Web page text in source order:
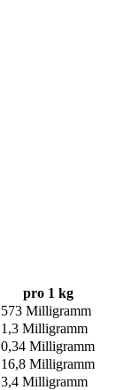
pro 1 kg
573 Milligramm
1,3 Milligramm
0,34 Milligramm
16,8 Milligramm
3,4 Milligramm